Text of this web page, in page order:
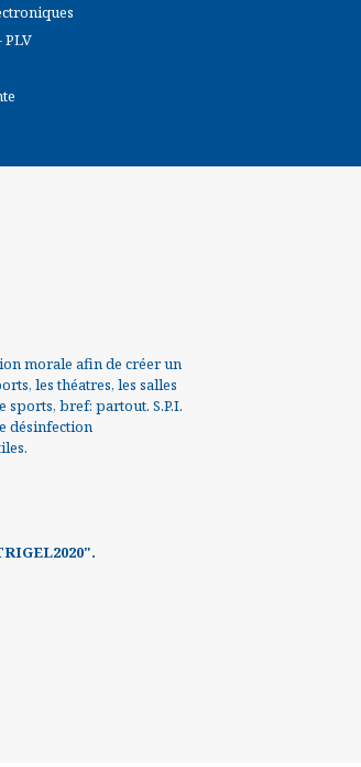
morale afin de créer un
les théatres, les salles
sports, bref: partout. S.P.I.
désinfection